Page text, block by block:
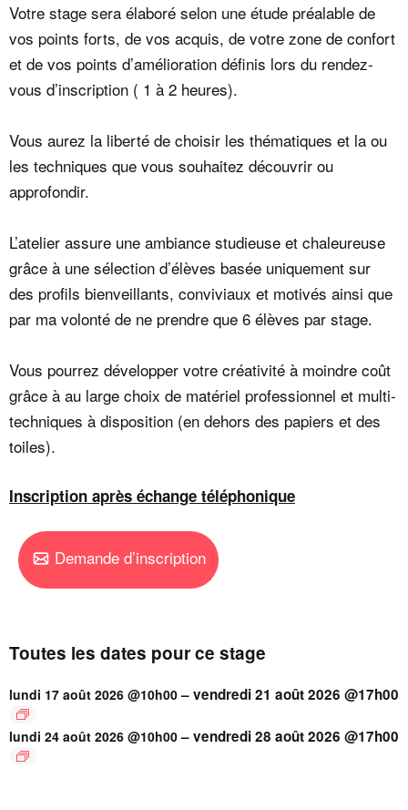
Votre stage sera élaboré selon une étude préalable de
vos points forts, de vos acquis, de votre zone de confort
et de vos points d’amélioration définis lors du rendez-
vous d’inscription ( 1 à 2 heures).
Vous aurez la liberté de choisir les thématiques et la ou
les techniques que vous souhaitez découvrir ou
approfondir.
L’atelier assure une ambiance studieuse et chaleureuse
grâce à une sélection d’élèves basée uniquement sur
des profils bienveillants, conviviaux et motivés ainsi que
par ma volonté de ne prendre que 6 élèves par stage.
Vous pourrez développer votre créativité à moindre coût
grâce à au large choix de matériel professionnel et multi-
techniques à disposition (en dehors des papiers et des
toiles).
Inscription après échange téléphonique
Demande d’inscription
Toutes les dates pour ce stage
lundi 17 août 2026 @10h00–vendredi 21 août 2026 @17h00
lundi 24 août 2026 @10h00–vendredi 28 août 2026 @17h00